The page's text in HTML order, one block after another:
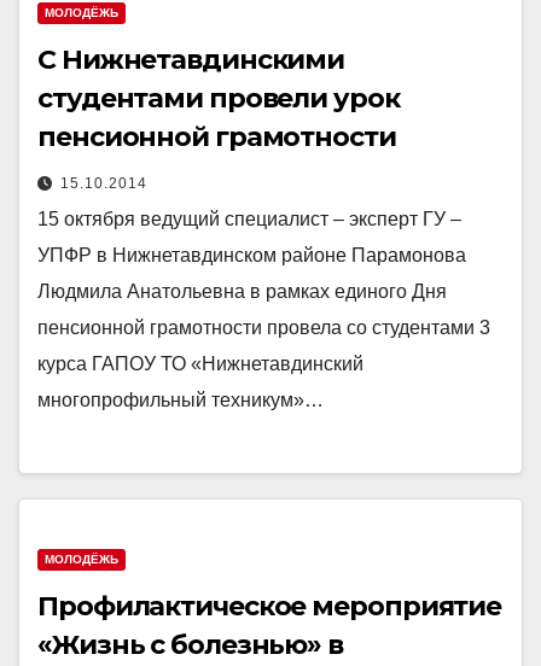
МОЛОДЁЖЬ
С Нижнетавдинскими
студентами провели урок
пенсионной грамотности
15.10.2014
15 октября ведущий специалист – эксперт ГУ –
УПФР в Нижнетавдинском районе Парамонова
Людмила Анатольевна в рамках единого Дня
пенсионной грамотности провела со студентами 3
курса ГАПОУ ТО «Нижнетавдинский
многопрофильный техникум»…
МОЛОДЁЖЬ
Профилактическое мероприятие
«Жизнь с болезнью» в